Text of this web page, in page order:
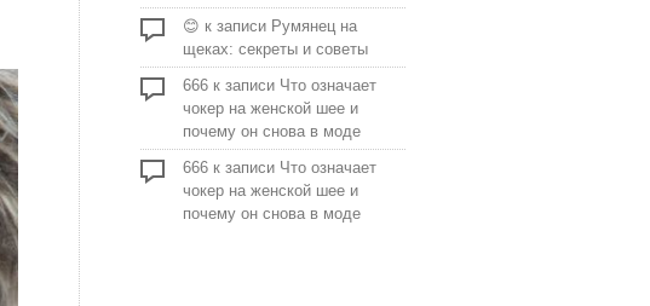
😊 к записи Румянец на
щеках: секреты и советы
666 к записи Что означает
чокер на женской шее и
почему он снова в моде
666 к записи Что означает
чокер на женской шее и
почему он снова в моде